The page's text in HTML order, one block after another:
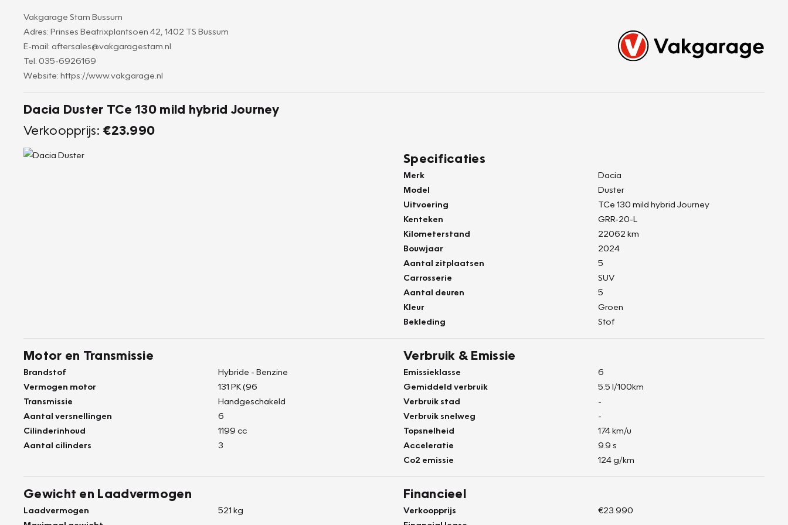
Vakgarage Stam Bussum
Adres: Prinses Beatrixplantsoen 42, 1402 TS Bussum
E-mail: aftersales@vakgaragestam.nl
Tel: 035-6926169
Website: https://www.vakgarage.nl
Dacia Duster TCe 130 mild hybrid Journey
Verkoopprijs: €23.990
Specificaties
Merk
Dacia
Model
Duster
Uitvoering
TCe 130 mild hybrid Journey
Kenteken
GRR-20-L
Kilometerstand
22062 km
Bouwjaar
2024
Aantal zitplaatsen
5
Carrosserie
SUV
Aantal deuren
5
Kleur
Groen
Bekleding
Stof
Motor en Transmissie
Brandstof
Hybride - Benzine
Vermogen motor
131 PK (96
Transmissie
Handgeschakeld
Aantal versnellingen
6
Cilinderinhoud
1199 cc
Aantal cilinders
3
Verbruik & Emissie
Emissieklasse
6
Gemiddeld verbruik
5.5 l/100km
Verbruik stad
-
Verbruik snelweg
-
Topsnelheid
174 km/u
Acceleratie
9.9 s
Co2 emissie
124 g/km
Gewicht en Laadvermogen
Laadvermogen
521 kg
Financieel
Verkoopprijs
€23.990